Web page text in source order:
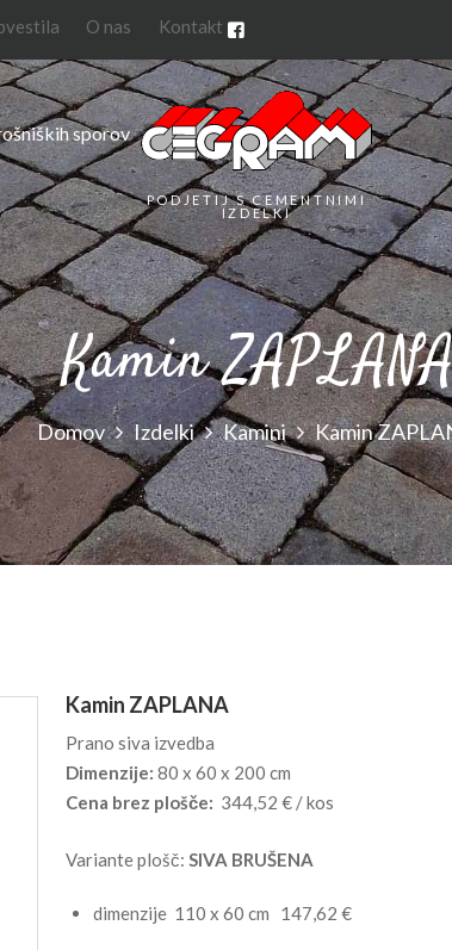
O nas Kontakt
sporov
PODJETIJ S CEMENTNIMI
IZDELKI
Kamin
Domov Izdelki Kamini Kamin
Kamin ZAPLANA
Prano siva izvedba
Dimenzije: 80 x 60 x 200 cm
Cena brez plošče: 344,52 € / kos
Variante plošč: SIVA BRUŠENA
dimenzije 110 x 60 cm 147,62 €